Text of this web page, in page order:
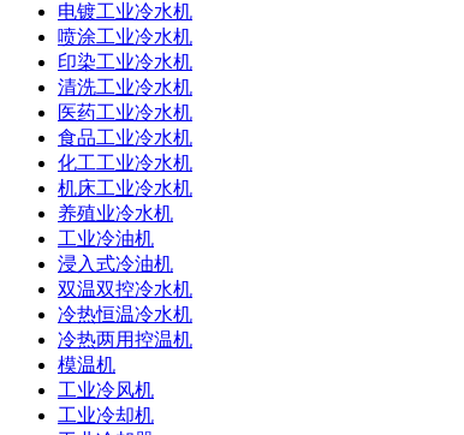
电镀工业冷水机
喷涂工业冷水机
印染工业冷水机
清洗工业冷水机
医药工业冷水机
食品工业冷水机
化工工业冷水机
机床工业冷水机
养殖业冷水机
工业冷油机
浸入式冷油机
双温双控冷水机
冷热恒温冷水机
冷热两用控温机
模温机
工业冷风机
工业冷却机